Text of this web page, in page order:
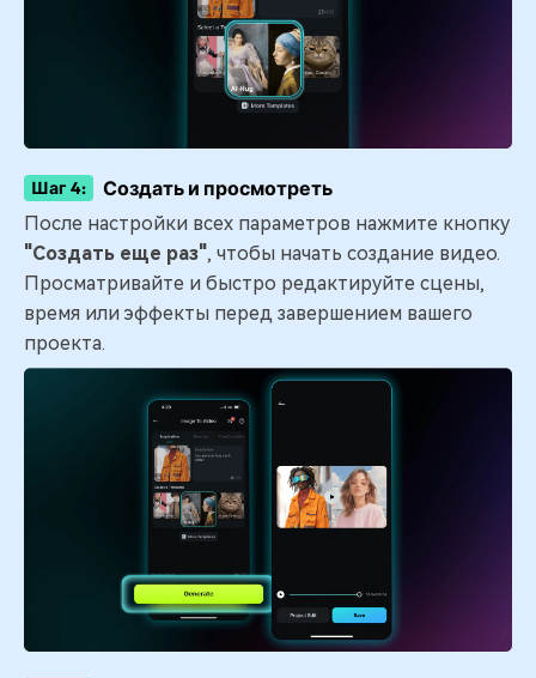
Шаг 4: Создать и просмотреть
После настройки всех параметров нажмите кнопку
"Создать еще раз", чтобы начать создание видео.
Просматривайте и быстро редактируйте сцены,
время или эффекты перед завершением вашего
проекта.